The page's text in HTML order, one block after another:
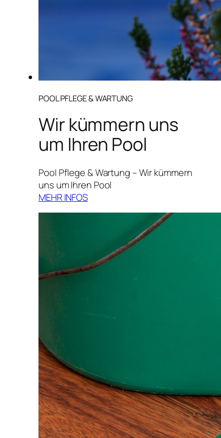
POOL PFLEGE & WARTUNG
Wir kümmern uns
um Ihren Pool
Pool Pflege & Wartung – Wir kümmern
uns um Ihren Pool
MEHR INFOS